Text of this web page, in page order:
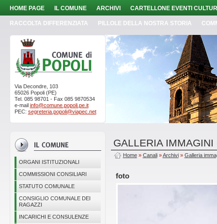
HOME PAGE IL COMUNE ARCHIVI CARTELLONE EVENTI
RACCOLTA DIFFERENZIATA PILLOLE DELLA NOSTRA STORIA
Via Decondre, 103
65026 Popoli (PE)
Tel. 085 98701 - Fax 085 9870534
e-mail info@comune.popoli.pe.it
PEC: segreteria.popoli@viapec.net
ORGANI ISTITUZIONALI
COMMISSIONI CONSILIARI
STATUTO COMUNALE
CONSIGLIO COMUNALE DEI
RAGAZZI
INCARICHI E CONSULENZE
GALLERIA
Home» Canali»Archivi» Galleria
foto